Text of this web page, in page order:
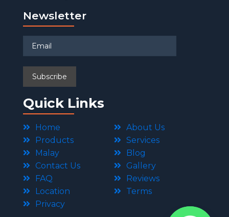
Newsletter
Quick Links
Home
About Us
Products
Services
Malay
Blog
Contact Us
Gallery
FAQ
Reviews
Location
Terms
Privacy